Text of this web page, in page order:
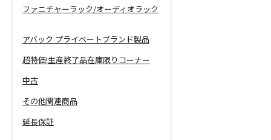
ファニチャーラック/オーディオラック
アバック プライベートブランド製品
超特価!生産終了品在庫限りコーナー
中古
その他関連商品
延長保証